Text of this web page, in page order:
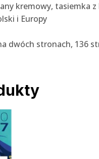
kremowy, tasiemka
i Europy
dwóch stronach, 136